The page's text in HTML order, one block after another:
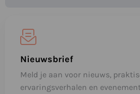
Nieuwsbrief
Meld je aan voor nieuws,
ervaringsverhalen en